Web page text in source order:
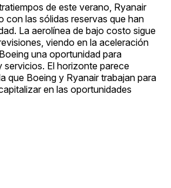
de este verano, Ryanair
con las sólidas reservas que han
La aerolínea de bajo costo sigue
viendo en la aceleración
una oportunidad para
El horizonte parece
que Boeing y Ryanair trabajan para
en las oportunidades